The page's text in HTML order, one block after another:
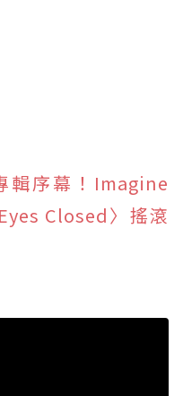
輯序幕！Imagine
Closed〉搖滾